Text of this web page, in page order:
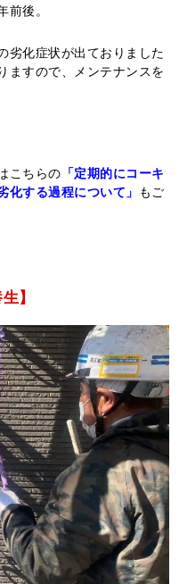
後。
劣化症状が出ておりました
ますので、メンテナンスを
こちらの 「定期的にコーキ
する過程について」 もご
】